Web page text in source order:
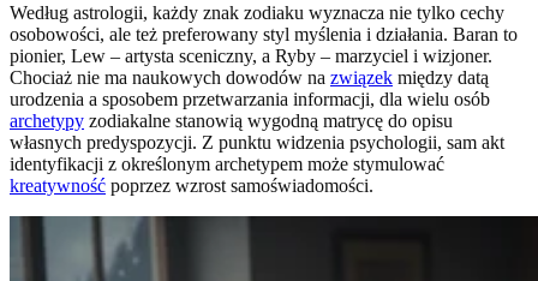
Według astrologii, każdy znak zodiaku wyznacza nie tylko cechy
osobowości, ale też preferowany styl myślenia i działania. Baran to
pionier, Lew – artysta sceniczny, a Ryby – marzyciel i wizjoner.
Chociaż nie ma naukowych dowodów na związek między datą
urodzenia a sposobem przetwarzania informacji, dla wielu osób
archetypy zodiakalne stanowią wygodną matrycę do opisu
własnych predyspozycji. Z punktu widzenia psychologii, sam akt
identyfikacji z określonym archetypem może stymulować
kreatywność poprzez wzrost samoświadomości.